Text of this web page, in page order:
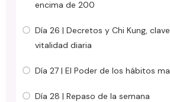
encima de 200
Día 26 | Decretos y Chi Kung,
vitalidad diaria
Día 27 | El Poder de los hábitos
Día 28 | Repaso de la semana